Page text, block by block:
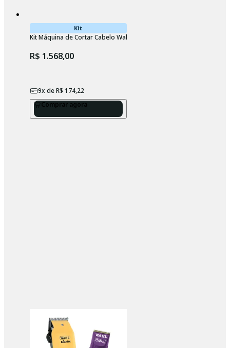
Kit
Kit Máquina de Cortar Cabelo Wahl Vapor + Base Carregadora Bivolt
R$ 1.568,00
9x deR$ 174,22
Comprar agora